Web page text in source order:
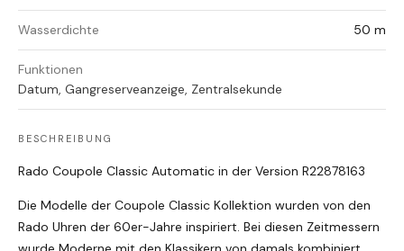
Wasserdichte 50 m
Funktionen
Datum, Gangreserveanzeige, Zentralsekunde
BESCHREIBUNG
Rado Coupole Classic Automatic in der Version R22878163
Die Modelle der Coupole Classic Kollektion wurden von den
Rado Uhren der 60er-Jahre inspiriert. Bei diesen Zeitmessern